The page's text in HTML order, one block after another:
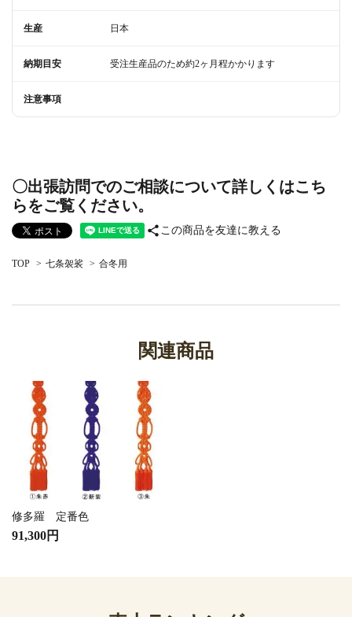
生産 日本
納期目安 受注生産品のため約2ヶ月程かかります
注意事項
〇出張訪問でのご相談について詳しくはこち
らをご覧ください。
share この商品を友達に教える
TOP > 七条袈裟 > 合冬用
関連商品
修多羅 定番色
91,300円